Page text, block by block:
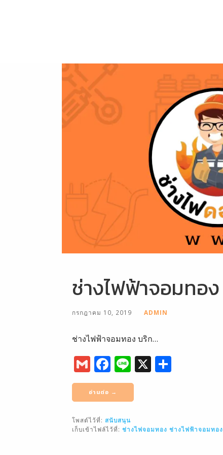
ช่างไฟฟ้าจอมทอง
กรกฎาคม 10, 2019 ADMIN
ช่างไฟฟ้าจอมทอง บริก…
G
m
ai
l
F
a
c
e
b
Li
n
e
X
อ่านต่อ →
โพสต์ไว้ที่: สนับสนุน
เก็บเข้าไฟล์ไว้ที่: ช่างไฟจอมทอง ช่างไฟฟ้าจอมทอง